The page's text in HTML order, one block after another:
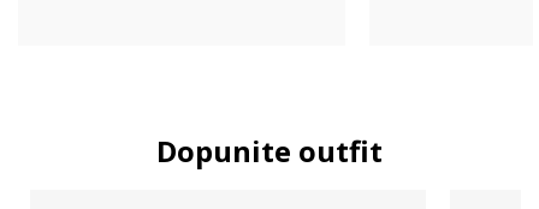
Dopunite outfit